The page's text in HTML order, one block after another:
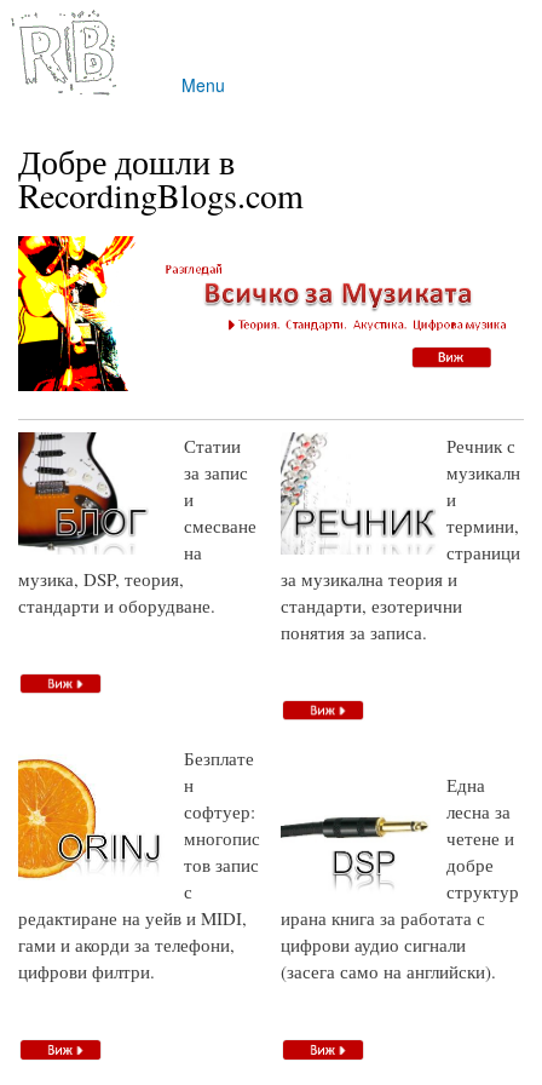
Main menu Menu
Добре дошли в
RecordingBlogs.com
Статии
за запис
и
смесване
на
музика, DSP, теория,
стандарти и оборудване.
Безплате
н
софтуер:
многопис
тов запис
с
редактиране на уейв и MIDI,
гами и акорди за телефони,
цифрови филтри.
Речник с
музикалн
и
термини,
страници
за музикална теория и
стандарти, езотерични
понятия за записа.
Една
лесна за
четене и
добре
структур
ирана книга за работата с
цифрови аудио сигнали
(засега само на английски).